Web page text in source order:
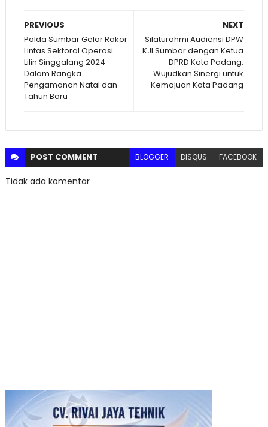
NEXT
Silaturahmi Audiensi DPW
KJI Sumbar dengan Ketua
DPRD Kota Padang:
Wujudkan Sinergi untuk
Kemajuan Kota Padang
PREVIOUS
Polda Sumbar Gelar Rakor
Lintas Sektoral Operasi
Lilin Singgalang 2024
Dalam Rangka
Pengamanan Natal dan
Tahun Baru
POST COMMENT BLOGGER DISQUS FACEBOOK
Tidak ada komentar